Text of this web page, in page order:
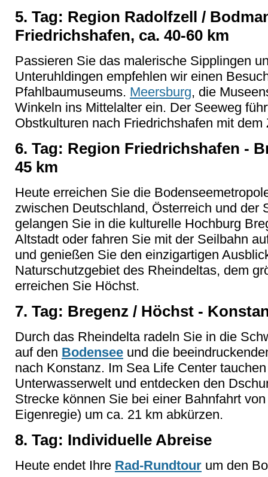
5. Tag: Region Radolfzell /
Friedrichshafen, ca. 40-60 km
Passieren Sie das malerische Sipplingen
Unteruhldingen empfehlen wir einen
Pfahlbaumuseums. Meersburg, die
Winkeln ins Mittelalter ein. Der Seeweg
Obstkulturen nach Friedrichshafen mit dem
6. Tag: Region Friedrichshafen -
45 km
Heute erreichen Sie die
zwischen Deutschland, Österreich und der
gelangen Sie in die kulturelle Hochburg
Altstadt oder fahren Sie mit der Seilbahn
und genießen Sie den einzigartigen
Naturschutzgebiet des Rheindeltas, dem
erreichen Sie Höchst.
7. Tag: Bregenz / Höchst -
Durch das Rheindelta radeln Sie in die
auf den Bodensee und die
nach Konstanz. Im Sea Life Center
Unterwasserwelt und entdecken den
Strecke können Sie bei einer Bahnfahrt
Eigenregie) um ca. 21 km abkürzen.
8. Tag: Individuelle Abreise
Heute endet Ihre Rad-Rundtour um den